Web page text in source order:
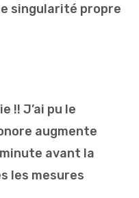
singularité propre
!! J’ai pu le
augmente
avant la
les mesures